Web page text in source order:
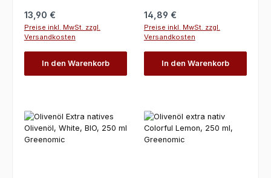
Regulärer Preis:
13,90 €
Preise inkl. MwSt. zzgl.
Versandkosten
In den Warenkorb
Regulärer Preis:
14,89 €
Preise inkl. MwSt. zzgl.
Versandkosten
In den Warenkorb